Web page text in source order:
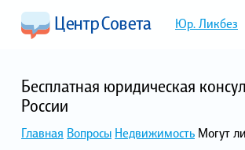
Юр. Ликбез
Бесплатная юридическая
России
Главная Вопросы Недвижимость Могут